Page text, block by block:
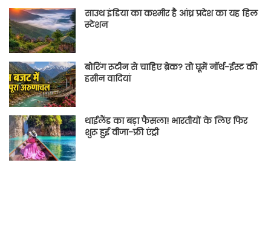
साउथ इंडिया का कश्मीर है आंध्र प्रदेश का यह हिल
स्टेशन
बोरिंग रूटीन से चाहिए ब्रेक? तो घूमें नॉर्थ-ईस्ट की
हसीन वादियां
थाईलैंड का बड़ा फैसला! भारतीयों के लिए फिर
शुरू हुई वीजा-फ्री एंट्री